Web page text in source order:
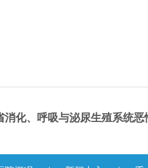
化、呼吸与泌尿生殖系统恶性肿